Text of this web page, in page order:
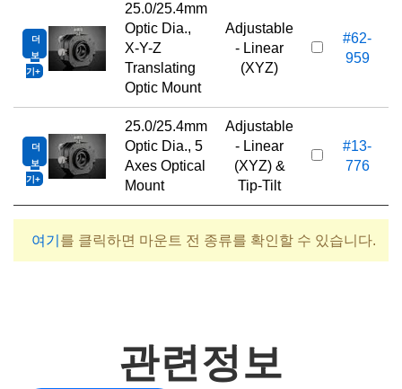
더
보
기
25.0/25.4mm
Optic Dia.,
X-Y-Z
Translating
Optic Mount
Adjustable
- Linear
(XYZ)
#62-
959
더
보
기
25.0/25.4mm
Optic Dia., 5
Axes Optical
Mount
Adjustable
- Linear
(XYZ) &
Tip-Tilt
#13-
776
여기 를 클릭하면 마운트 전 종류를 확인할 수 있습니다.
관련정보